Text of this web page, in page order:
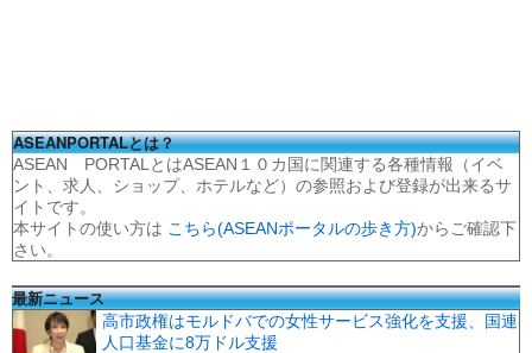
ASEANPORTALとは？
ASEAN PORTALとはASEAN１０カ国に関連する各種情報（イベ
ント、求人、ショップ、ホテルなど）の参照および登録が出来るサ
イトです。
本サイトの使い方は こちら(ASEANポータルの歩き方)からご確認下
さい。
最新ニュース
高市政権はモルドバでの女性サービス強化を支援、国連
人口基金に8万ドル支援